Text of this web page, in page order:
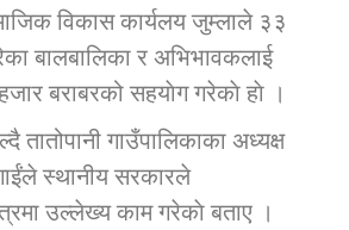
सामाजिक बिकास कार्यालय जुम्लाकाे सुचना
विकास कार्यलय जुम्लाले ३३
बालबालिका र अभिभावकलाई
बराबरको सहयाेग गरेकाे हाे ।
तातोपानी गाउँपालिकाका अध्यक्ष
स्थानीय सरकारले
उल्लेख्य काम गरेकाे बताए ।